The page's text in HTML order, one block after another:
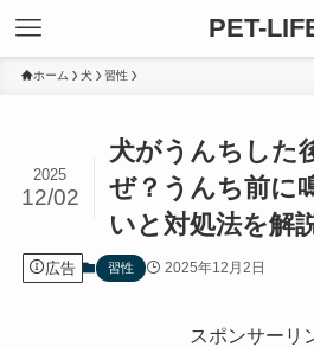
PET-
ホーム 犬 習性
犬がうんちした
ぜ？うんち前に
いと対処法を解
2025
12/02
広告 習性 2025年12月2日
スポンサーリ